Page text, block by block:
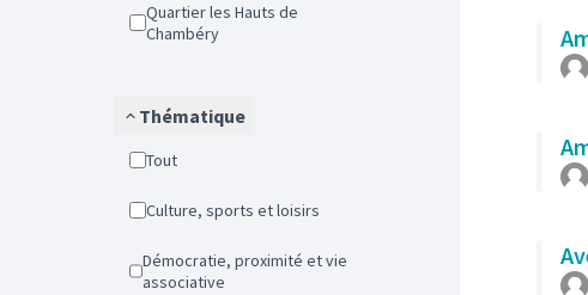
Quartier les Hauts de
Chambéry
Thématique
Tout
Culture, sports et loisirs
Démocratie, proximité et vie
associative